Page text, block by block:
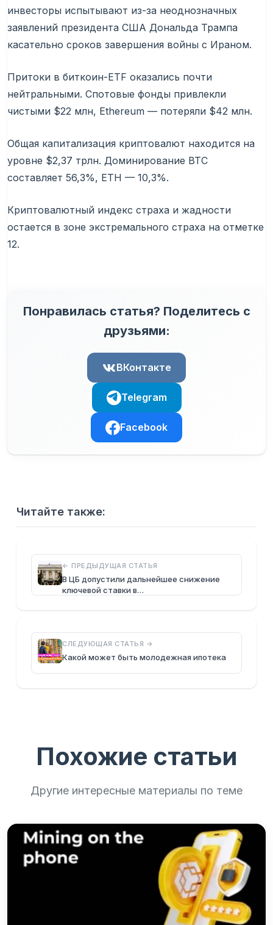
инвесторы испытывают из-за неоднозначных
заявлений президента США Дональда Трампа
касательно сроков завершения войны с Ираном.
Притоки в биткоин-ETF оказались почти
нейтральными. Спотовые фонды привлекли
чистыми $22 млн, Ethereum — потеряли $42 млн.
Общая капитализация криптовалют находится на
уровне $2,37 трлн. Доминирование BTC
составляет 56,3%, ETH — 10,3%.
Криптовалютный индекс страха и жадности
остается в зоне экстремального страха на отметке
12.
Понравилась статья? Поделитесь с
друзьями:
ВКонтакте
Telegram
Facebook
Читайте также:
← ПРЕДЫДУЩАЯ СТАТЬЯ
В ЦБ допустили дальнейшее снижение
ключевой ставки в…
СЛЕДУЮЩАЯ СТАТЬЯ →
Какой может быть молодежная ипотека
Похожие статьи
Другие интересные материалы по теме